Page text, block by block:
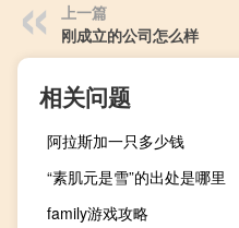
上一篇
刚成立的公司怎么样
相关问题
阿拉斯加一只多少钱
“素肌元是雪”的出处是哪里
family游戏攻略